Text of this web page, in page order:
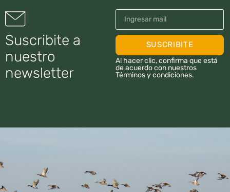
Suscribite a
nuestro
newsletter
SUSCRIBITE
Al hacer clic, confirma que está
de acuerdo con nuestros
Términos y condiciones.